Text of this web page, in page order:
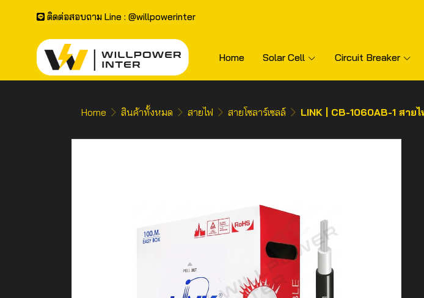
ติดต่อสอบถาม Line : @willpowerinter
Home Solar Cell Circuit Breaker
Home สินค้าทั้งหมด สายไฟ สายโซลาร์เซลล์ LINK | CB-1060AB-1 สาย